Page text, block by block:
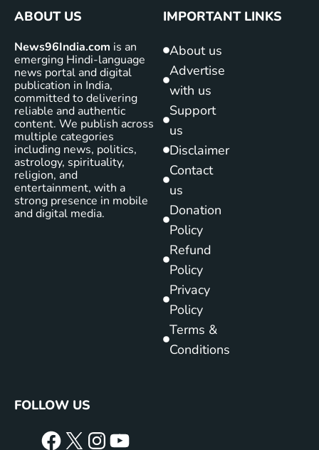
ABOUT US
News96India.com is an
emerging Hindi-language
news portal and digital
publication in India,
committed to delivering
reliable and authentic
content. We publish across
multiple categories
including news, politics,
astrology, spirituality,
religion, and
entertainment, with a
strong presence in mobile
and digital media.
IMPORTANT LINKS
About us
Advertise
with us
Support
us
Disclaimer
Contact
us
Donation
Policy
Refund
Policy
Privacy
Policy
Terms &
Conditions
FOLLOW US